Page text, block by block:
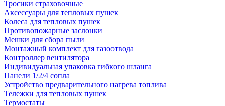
Тросики страховочные
Аксессуары для тепловых пушек
Колеса для тепловых пушек
Противопожарные заслонки
Мешки для сбора пыли
Монтажный комплект для газоотвода
Контроллер вентилятора
Индивидуальная упаковка гибкого шланга
Панели 1/2/4 сопла
Устройство предварительного нагрева топлива
Тележки для тепловых пушек
Термостаты